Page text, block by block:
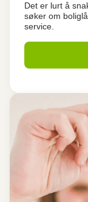
Det er lurt å
søker om
service.